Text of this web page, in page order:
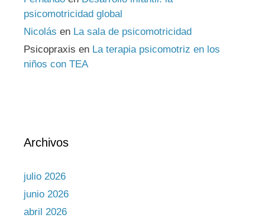
psicomotricidad global
Nicolás en La sala de psicomotricidad
Psicopraxis en La terapia psicomotriz en los
niños con TEA
Archivos
julio 2026
junio 2026
abril 2026